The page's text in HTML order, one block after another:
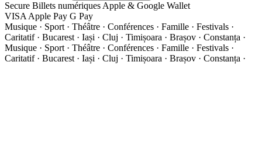
Secure Billets numériques Apple & Google Wallet
VISA Apple Pay G Pay
Musique · Sport · Théâtre · Conférences · Famille · Festivals ·
Caritatif · Bucarest · Iași · Cluj · Timișoara · Brașov · Constanța ·
Musique · Sport · Théâtre · Conférences · Famille · Festivals ·
Caritatif · Bucarest · Iași · Cluj · Timișoara · Brașov · Constanța ·